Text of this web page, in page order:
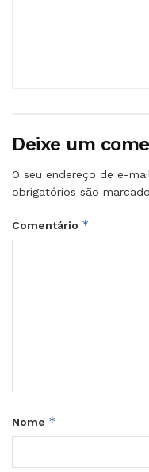
Deixe um
O seu endereço de e-
obrigatórios são
Comentário *
Nome *